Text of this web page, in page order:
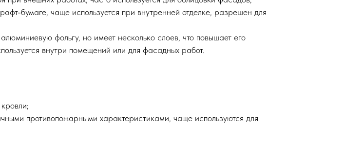
бумаге, чаще используется при внутренней отделке, разрешен для
фольгу, но имеет несколько слоев, что повышает его
внутри помещений или для фасадных работ.
противопожарными характеристиками, чаще используются для